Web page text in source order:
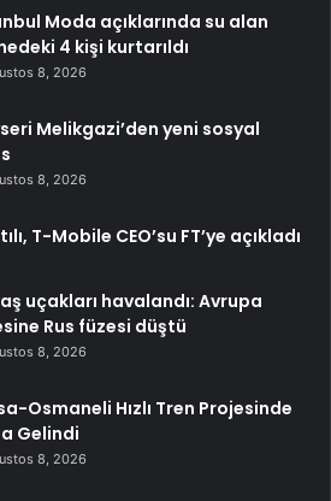
Moda açıklarında su alan
4 kişi kurtarıldı
8, 2026
Melikgazi’den yeni sosyal
8, 2026
T-Mobile CEO’su FT’ye açıkladı
uçakları havalandı: Avrupa
Rus füzesi düştü
8, 2026
Osmaneli Hızlı Tren Projesinde
Gelindi
8, 2026